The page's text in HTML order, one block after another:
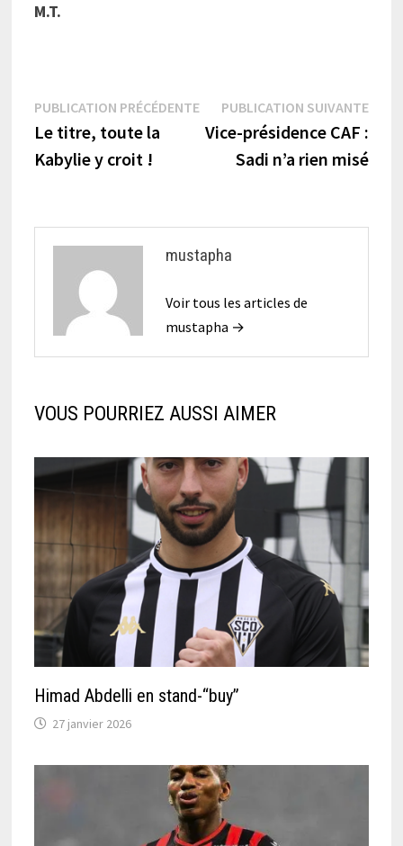
M.T.
Navigation
de
l’article
PUBLICATION PRÉCÉDENTEPublication
précédente :
Le titre, toute la
Kabylie y croit !
PUBLICATION SUIVANTE
Vice-présidence CAF :
Sadi n’a rien misé
mustapha
Voir tous les articles de
mustapha →
VOUS POURRIEZ AUSSI AIMER
Himad Abdelli en stand-“buy”
27 janvier 2026